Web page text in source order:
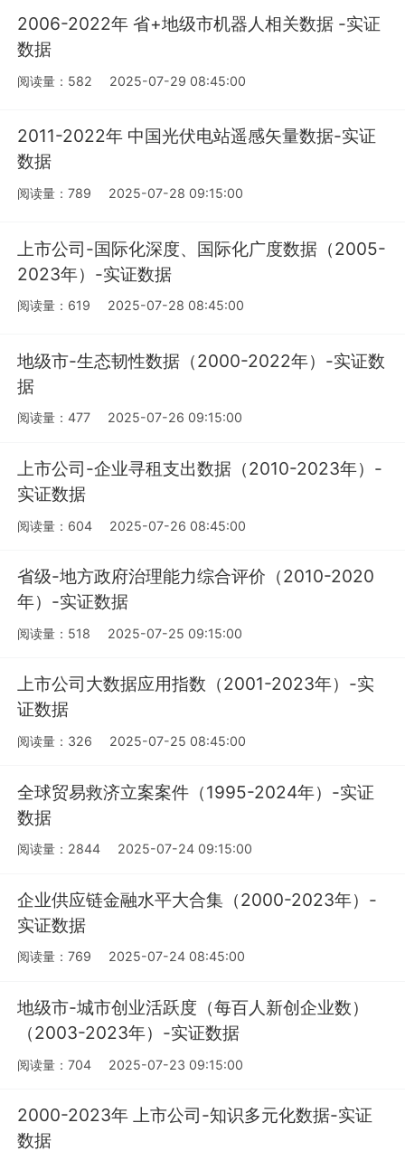
2006-2022年 省+地级市机器人相关数据 -实证
数据
阅读量：582 2025-07-29 08:45:00
2011-2022年 中国光伏电站遥感矢量数据-实证
数据
阅读量：789 2025-07-28 09:15:00
上市公司-国际化深度、国际化广度数据（2005-
2023年）-实证数据
阅读量：619 2025-07-28 08:45:00
地级市-生态韧性数据（2000-2022年）-实证数
据
阅读量：477 2025-07-26 09:15:00
上市公司-企业寻租支出数据（2010-2023年）-
实证数据
阅读量：604 2025-07-26 08:45:00
省级-地方政府治理能力综合评价（2010-2020
年）-实证数据
阅读量：518 2025-07-25 09:15:00
上市公司大数据应用指数（2001-2023年）-实
证数据
阅读量：326 2025-07-25 08:45:00
全球贸易救济立案案件（1995-2024年）-实证
数据
阅读量：2844 2025-07-24 09:15:00
企业供应链金融水平大合集（2000-2023年）-
实证数据
阅读量：769 2025-07-24 08:45:00
地级市-城市创业活跃度（每百人新创企业数）
（2003-2023年）-实证数据
阅读量：704 2025-07-23 09:15:00
2000-2023年 上市公司-知识多元化数据-实证
数据